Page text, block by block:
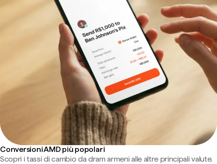
Conversioni AMD più popolari
Scopri i tassi di cambio da dram armeni alle altre principali valute.